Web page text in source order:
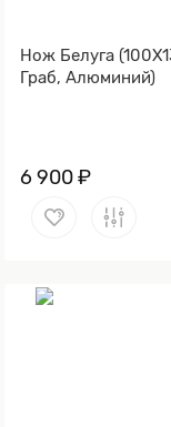
Нож Белуга
Граб, Алюминий)
6 900 ₽